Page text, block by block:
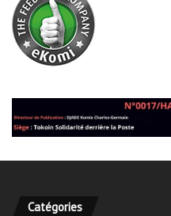
Catégories